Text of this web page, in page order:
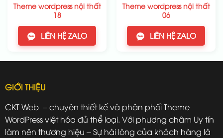
Theme wordpress nội thất
18
LIÊN HỆ ZALO
Theme wordpress nội thất
06
LIÊN HỆ ZALO
GIỚI THIỆU
CKT Web – chuyên thiết kế và phân phối Theme
WordPress việt hóa đủ thể loại. Với phương châm Uy tín
làm nên thương hiệu – Sự hài lòng của khách hàng là